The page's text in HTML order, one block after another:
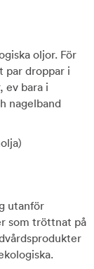
oljor. För
par droppar i
ev bara i
nagelband
utanför
som tröttnat på